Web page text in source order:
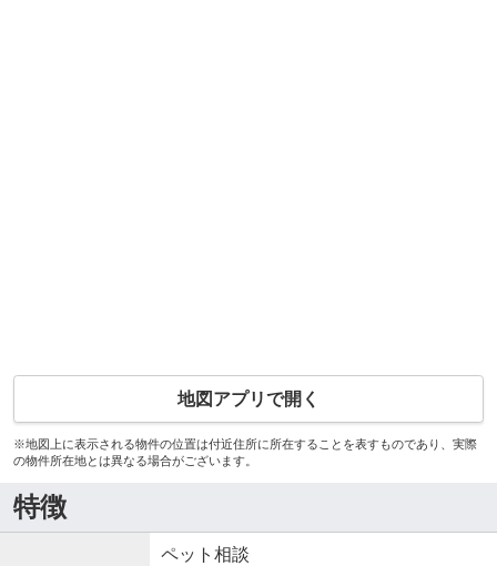
地図アプリで開く
※地図上に表示される物件の位置は付近住所に所在することを表すものであり、実際
の物件所在地とは異なる場合がございます。
特徴
ペット相談